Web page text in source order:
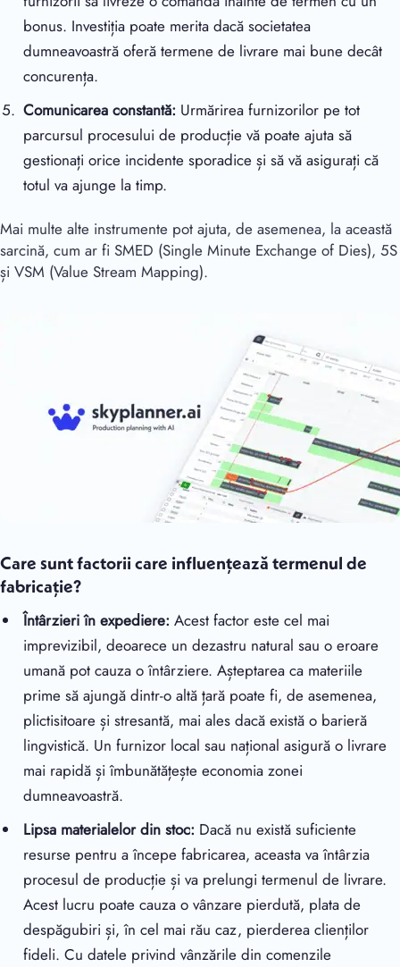
bonus. Investiția poate merita dacă societatea
dumneavoastră oferă termene de livrare mai bune decât
concurența.
Comunicarea constantă: Urmărirea furnizorilor pe tot
parcursul procesului de producție vă poate ajuta să
gestionați orice incidente sporadice și să vă asigurați că
totul va ajunge la timp.
Mai multe alte instrumente pot ajuta, de asemenea, la această
sarcină, cum ar fi SMED (Single Minute Exchange of Dies), 5S
și VSM (Value Stream Mapping).
Care sunt factorii care influențează termenul de
fabricație?
Întârzieri în expediere: Acest factor este cel mai
imprevizibil, deoarece un dezastru natural sau o eroare
umană pot cauza o întârziere. Așteptarea ca materiile
prime să ajungă dintr-o altă țară poate fi, de asemenea,
plictisitoare și stresantă, mai ales dacă există o barieră
lingvistică. Un furnizor local sau național asigură o livrare
mai rapidă și îmbunătățește economia zonei
dumneavoastră.
Lipsa materialelor din stoc: Dacă nu există suficiente
resurse pentru a începe fabricarea, aceasta va întârzia
procesul de producție și va prelungi termenul de livrare.
Acest lucru poate cauza o vânzare pierdută, plata de
despăgubiri și, în cel mai rău caz, pierderea clienților
fideli. Cu datele privind vânzările din comenzile